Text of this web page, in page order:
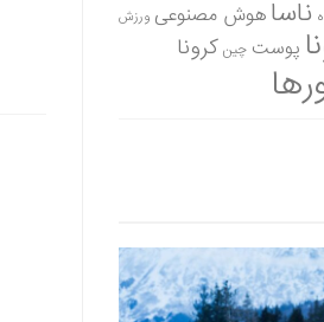
ناساهوش مصنوعی ورزش
پوست چین کرونا